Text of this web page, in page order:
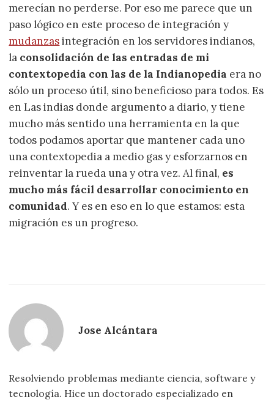
merecían no perderse. Por eso me parece que un
paso lógico en este proceso de integración y
mudanzasintegración en los servidores indianos,
la consolidación de las entradas de mi
contextopedia con las de la Indianopedia era no
sólo un proceso útil, sino beneficioso para todos. Es
en Las indias donde argumento a diario, y tiene
mucho más sentido una herramienta en la que
todos podamos aportar que mantener cada uno
una contextopedia a medio gas y esforzarnos en
reinventar la rueda una y otra vez. Al final, es
mucho más fácil desarrollar conocimiento en
comunidad. Y es en eso en lo que estamos: esta
migración es un progreso.
Jose Alcántara
Resolviendo problemas mediante ciencia, software y
tecnología. Hice un doctorado especializado en